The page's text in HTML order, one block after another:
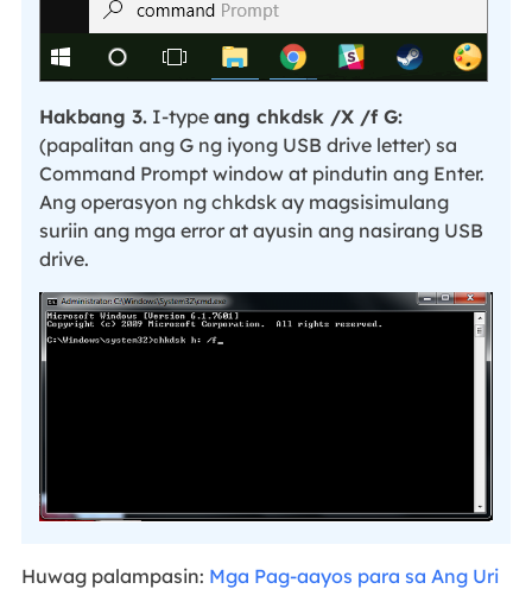
Hakbang 3.I-type ang chkdsk /X /f G:
(papalitan ang G ng iyong USB drive letter) sa
Command Prompt window at pindutin ang Enter.
Ang operasyon ng chkdsk ay magsisimulang
suriin ang mga error at ayusin ang nasirang USB
drive.
Huwag palampasin: Mga Pag-aayos para sa Ang Uri